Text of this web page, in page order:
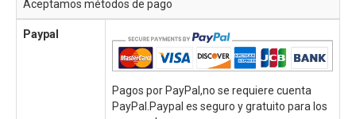
Aceptamos métodos de pago
Paypal
Pagos por PayPal,no se requiere cuenta
PayPal.Paypal es seguro y gratuito para los